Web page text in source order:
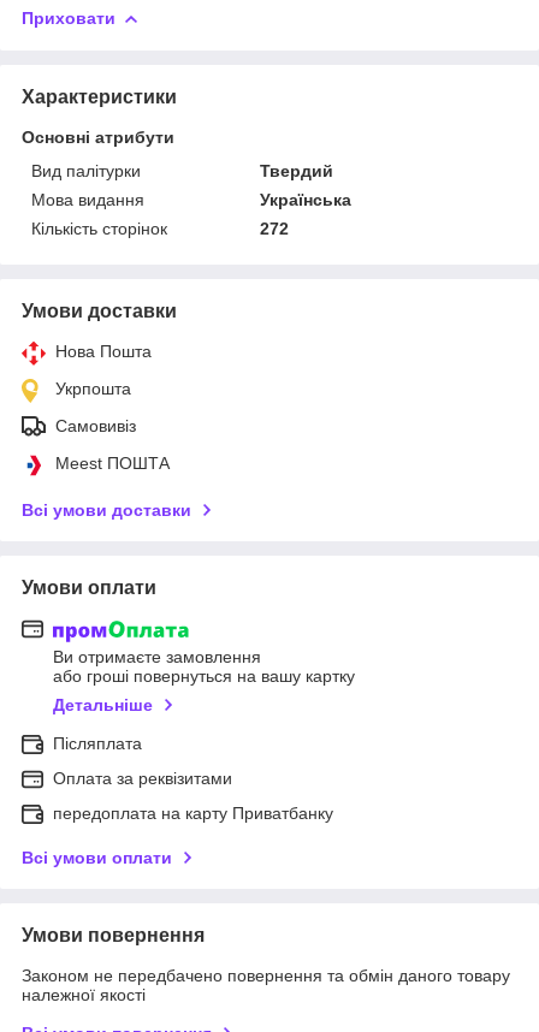
Приховати
Характеристики
Основні атрибути
Вид палітурки
Твердий
Мова видання
Українська
Кількість сторінок
272
Умови доставки
Нова Пошта
Укрпошта
Самовивіз
Meest ПОШТА
Всі умови доставки
Умови оплати
Ви отримаєте замовлення
або гроші повернуться на вашу картку
Детальніше
Післяплата
Оплата за реквізитами
передоплата на карту Приватбанку
Всі умови оплати
Умови повернення
Законом не передбачено повернення та обмін даного товару
належної якості